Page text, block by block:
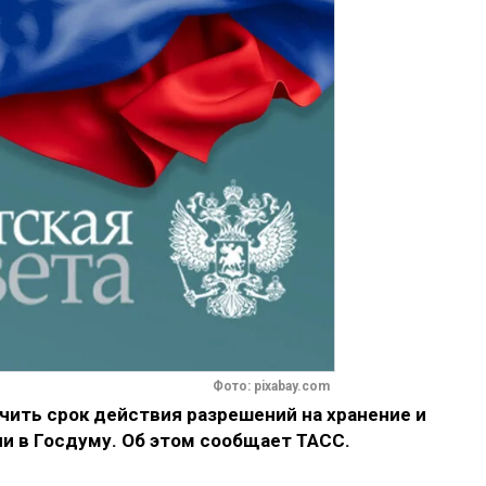
Фото: pixabay.com
срок действия разрешений на хранение и
в Госдуму. Об этом сообщает ТАСС.